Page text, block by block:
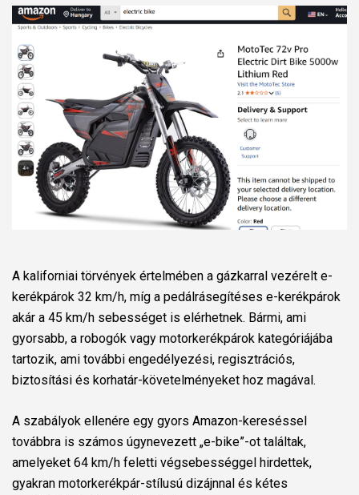
A kaliforniai törvények értelmében a gázkarral vezérelt e-
kerékpárok 32 km/h, míg a pedálrásegítéses e-kerékpárok
akár a 45 km/h sebességet is elérhetnek. Bármi, ami
gyorsabb, a robogók vagy motorkerékpárok kategóriájába
tartozik, ami további engedélyezési, regisztrációs,
biztosítási és korhatár-követelményeket hoz magával.
A szabályok ellenére egy gyors Amazon-kereséssel
továbbra is számos úgynevezett „e-bike”-ot találtak,
amelyeket 64 km/h feletti végsebességgel hirdettek,
gyakran motorkerékpár-stílusú dizájnnal és kétes